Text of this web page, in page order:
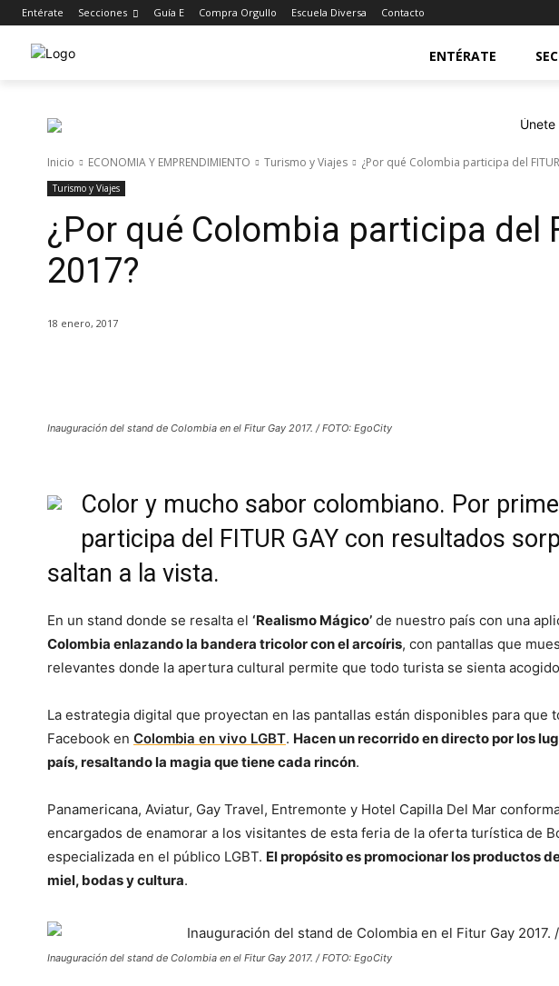
Entérate Secciones Guía E Compra Orgullo Escuela Diversa Contacto
ENTÉRATE
Inicio ECONOMIA Y EMPRENDIMIENTO Turismo y Viajes ¿Por qué Colombia participa del
Turismo y Viajes
¿Por qué Colombia participa del
2017?
18 enero, 2017
Inauguración del stand de Colombia en el Fitur Gay 2017. / FOTO: EgoCity
Color y mucho sabor colombiano. Por
participa del FITUR GAY con resultados
saltan a la vista.
En un stand donde se resalta el ‘Realismo Mágico’ de nuestro país con una
Colombia enlazando la bandera tricolor con el arcoíris, con pantallas que
relevantes donde la apertura cultural permite que todo turista se sienta
La estrategia digital que proyectan en las pantallas están disponibles para que
Facebook en Colombia en vivo LGBT. Hacen un recorrido en directo por los
país, resaltando la magia que tiene cada rincón.
Panamericana, Aviatur, Gay Travel, Entremonte y Hotel Capilla Del Mar
encargados de enamorar a los visitantes de esta feria de la oferta turística de
especializada en el público LGBT. El propósito es promocionar los productos
miel, bodas y cultura.
Inauguración del stand de Colombia en el Fitur Gay 2017. / FOTO: EgoCity